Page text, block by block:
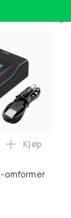
omformer
Legg
Kjøp